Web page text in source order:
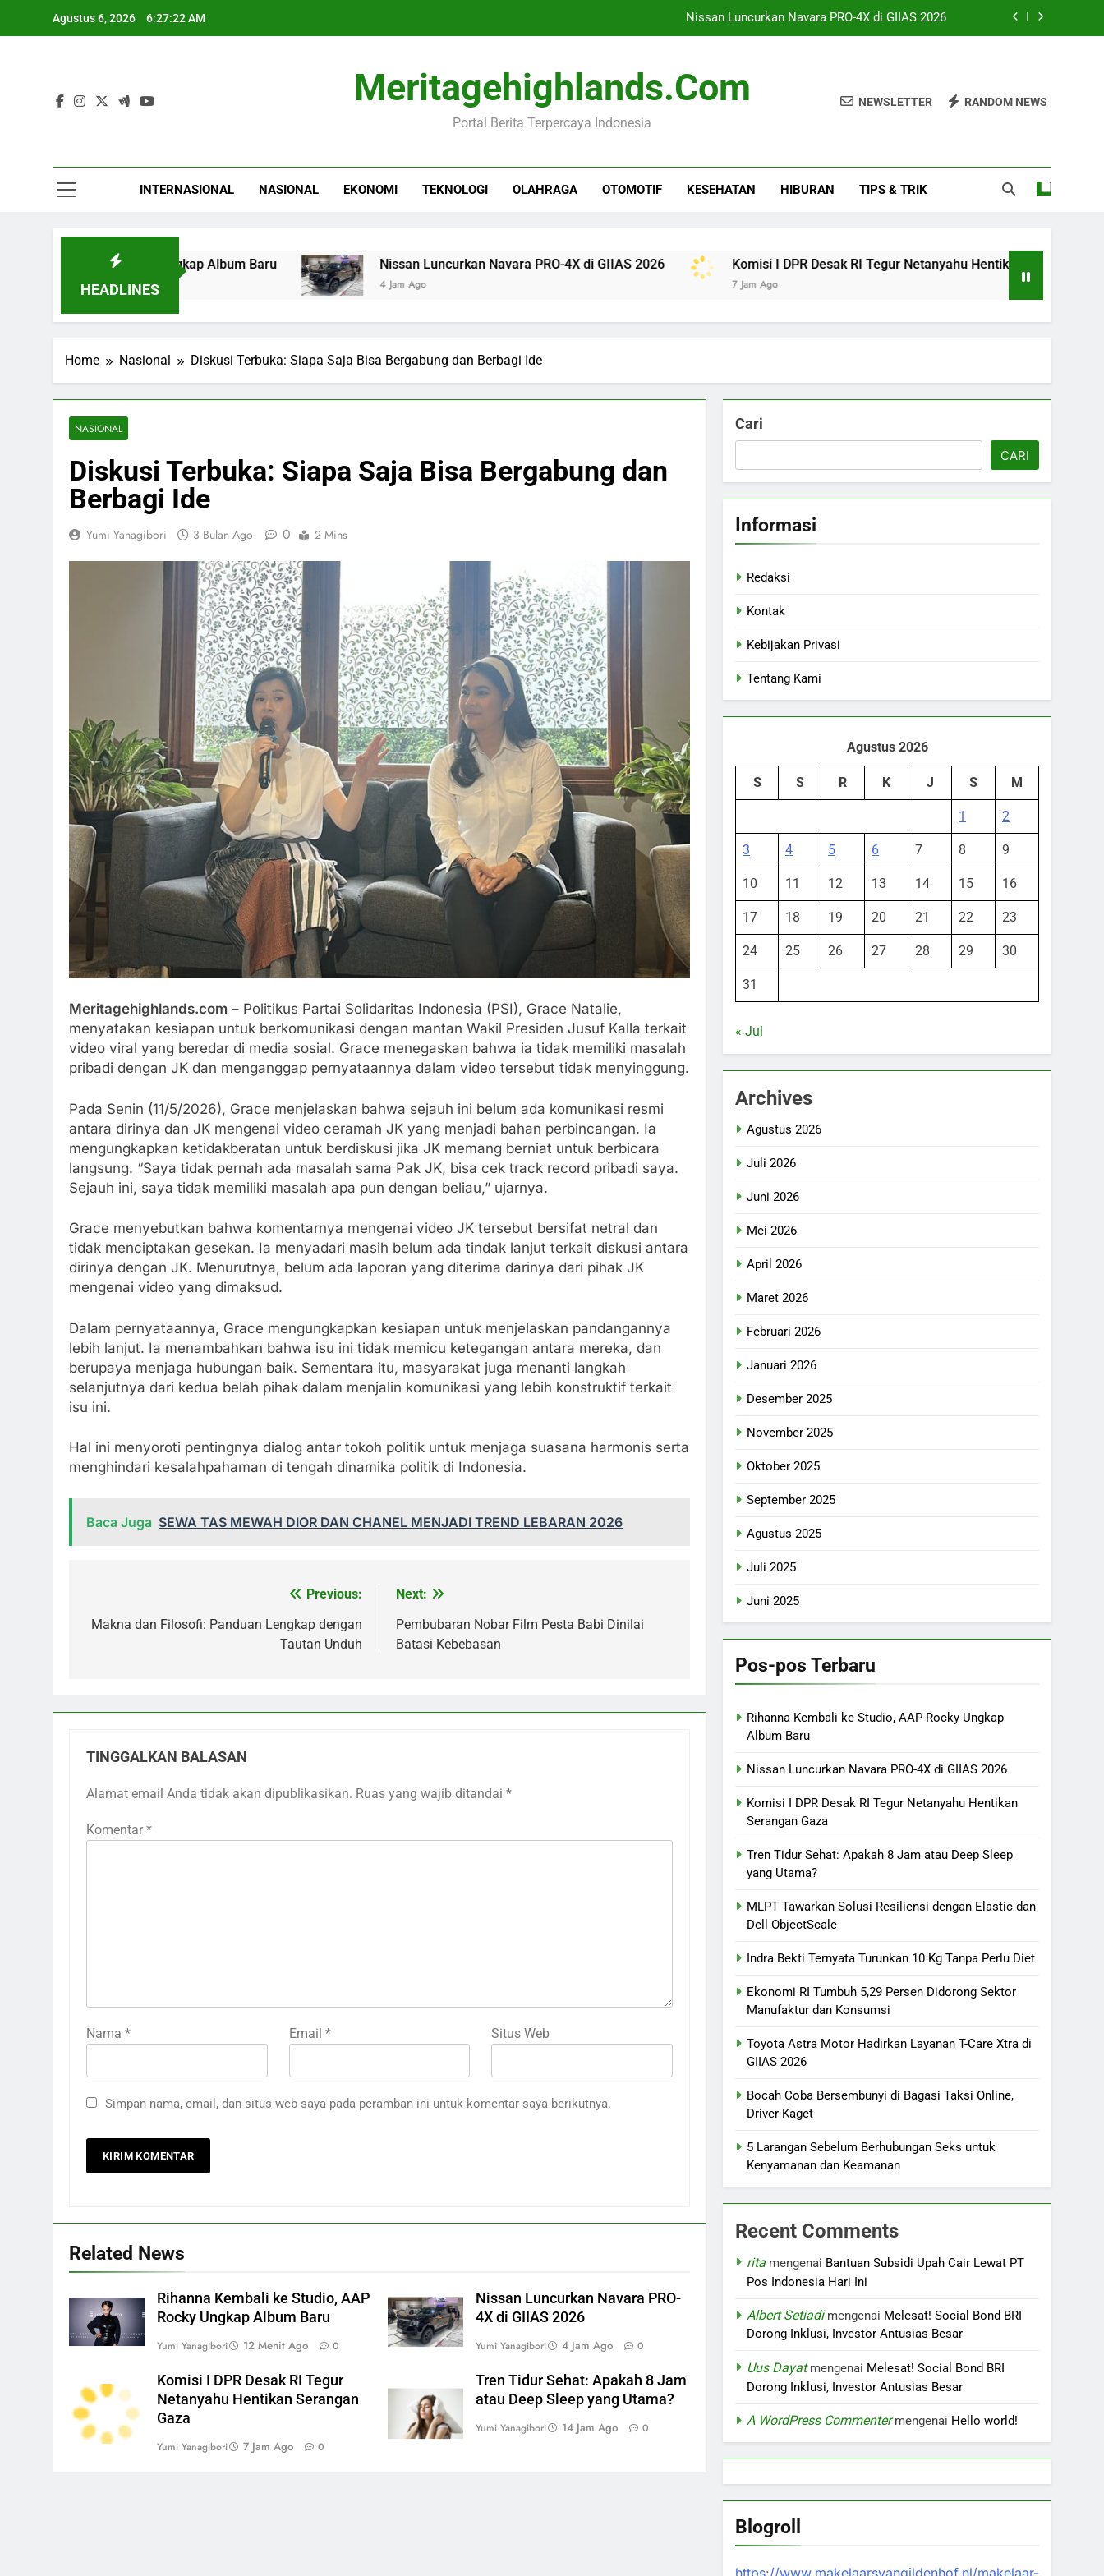
Agustus 6, 2026 6:27:23 AM Nissan Luncurkan Navara PRO-4X di GIIAS 2026
Tren Tidur Sehat: Apakah 8 Jam atau Deep Sleep yang Utama?
Rihanna Kembali ke Studio, AAP Rocky Ungkap Album Baru
Komisi I DPR Desak RI Tegur Netanyahu Hentikan Serangan Gaza
Meritagehighlands.com
Portal Berita Terpercaya Indonesia
NEWSLETTER RANDOM NEWS
INTERNASIONAL NASIONAL EKONOMI TEKNOLOGI OLAHRAGA OTOMOTIF KESEHATAN HIBURAN TIPS & TRIK
HEADLINES
AAP Rocky Ungkap Album Baru Nissan Luncurkan Navara PRO-4X di GIIAS 2026
4 Jam Ago
Komisi I DPR Desak RI Tegur Netanyahu Hentikan Serangan Gaza
7 Jam Ago
Home Nasional Diskusi Terbuka: Siapa Saja Bisa Bergabung dan Berbagi Ide
NASIONAL
Diskusi Terbuka: Siapa Saja Bisa Bergabung dan
Berbagi Ide
Yumi Yanagibori 3 Bulan Ago 0 2 Mins
Meritagehighlands.com – Politikus Partai Solidaritas Indonesia (PSI), Grace Natalie,
menyatakan kesiapan untuk berkomunikasi dengan mantan Wakil Presiden Jusuf Kalla terkait
video viral yang beredar di media sosial. Grace menegaskan bahwa ia tidak memiliki masalah
pribadi dengan JK dan menganggap pernyataannya dalam video tersebut tidak menyinggung.
Pada Senin (11/5/2026), Grace menjelaskan bahwa sejauh ini belum ada komunikasi resmi
antara dirinya dan JK mengenai video ceramah JK yang menjadi bahan perbincangan. Ia
mengungkapkan ketidakberatan untuk berdiskusi jika JK memang berniat untuk berbicara
langsung. “Saya tidak pernah ada masalah sama Pak JK, bisa cek track record pribadi saya.
Sejauh ini, saya tidak memiliki masalah apa pun dengan beliau,” ujarnya.
Grace menyebutkan bahwa komentarnya mengenai video JK tersebut bersifat netral dan
tidak menciptakan gesekan. Ia menyadari masih belum ada tindak lanjut terkait diskusi antara
dirinya dengan JK. Menurutnya, belum ada laporan yang diterima darinya dari pihak JK
mengenai video yang dimaksud.
Dalam pernyataannya, Grace mengungkapkan kesiapan untuk menjelaskan pandangannya
lebih lanjut. Ia menambahkan bahwa isu ini tidak memicu ketegangan antara mereka, dan
berupaya menjaga hubungan baik. Sementara itu, masyarakat juga menanti langkah
selanjutnya dari kedua belah pihak dalam menjalin komunikasi yang lebih konstruktif terkait
isu ini.
Hal ini menyoroti pentingnya dialog antar tokoh politik untuk menjaga suasana harmonis serta
menghindari kesalahpahaman di tengah dinamika politik di Indonesia.
Baca Juga SEWA TAS MEWAH DIOR DAN CHANEL MENJADI TREND LEBARAN 2026
pos
Previous:
Makna dan Filosofi: Panduan Lengkap dengan
Tautan Unduh
Next:
Pembubaran Nobar Film Pesta Babi Dinilai
Batasi Kebebasan
TINGGALKAN BALASAN
Alamat email Anda tidak akan dipublikasikan. Ruas yang wajib ditandai *
Komentar *
Nama * Email * Situs Web
Simpan nama, email, dan situs web saya pada peramban ini untuk komentar saya berikutnya.
Related News
Rihanna Kembali ke Studio, AAP
Rocky Ungkap Album Baru
Yumi Yanagibori 12 Menit Ago 0
Nissan Luncurkan Navara PRO-
4X di GIIAS 2026
Yumi Yanagibori 4 Jam Ago 0
Komisi I DPR Desak RI Tegur
Netanyahu Hentikan Serangan
Gaza
Yumi Yanagibori 7 Jam Ago 0
Tren Tidur Sehat: Apakah 8 Jam
atau Deep Sleep yang Utama?
Yumi Yanagibori 14 Jam Ago 0
Cari
CARI
Informasi
Redaksi
Kontak
Kebijakan Privasi
Tentang Kami
Agustus 2026
S S R K J S M
1 2
3 4 5 6 7 8 9
10 11 12 13 14 15 16
17 18 19 20 21 22 23
24 25 26 27 28 29 30
31
« Jul
Archives
Agustus 2026
Juli 2026
Juni 2026
Mei 2026
April 2026
Maret 2026
Februari 2026
Januari 2026
Desember 2025
November 2025
Oktober 2025
September 2025
Agustus 2025
Juli 2025
Juni 2025
Pos-pos Terbaru
Rihanna Kembali ke Studio, AAP Rocky Ungkap
Album Baru
Nissan Luncurkan Navara PRO-4X di GIIAS 2026
Komisi I DPR Desak RI Tegur Netanyahu Hentikan
Serangan Gaza
Tren Tidur Sehat: Apakah 8 Jam atau Deep Sleep
yang Utama?
MLPT Tawarkan Solusi Resiliensi dengan Elastic dan
Dell ObjectScale
Indra Bekti Ternyata Turunkan 10 Kg Tanpa Perlu Diet
Ekonomi RI Tumbuh 5,29 Persen Didorong Sektor
Manufaktur dan Konsumsi
Toyota Astra Motor Hadirkan Layanan T-Care Xtra di
GIIAS 2026
Bocah Coba Bersembunyi di Bagasi Taksi Online,
Driver Kaget
5 Larangan Sebelum Berhubungan Seks untuk
Kenyamanan dan Keamanan
Recent Comments
rita mengenai Bantuan Subsidi Upah Cair Lewat PT
Pos Indonesia Hari Ini
Albert Setiadimengenai Melesat! Social Bond BRI
Dorong Inklusi, Investor Antusias Besar
Uus Dayatmengenai Melesat! Social Bond BRI
Dorong Inklusi, Investor Antusias Besar
A WordPress Commentermengenai Hello world!
Blogroll
https://www.makelaarsvangildenhof.nl/makelaar-